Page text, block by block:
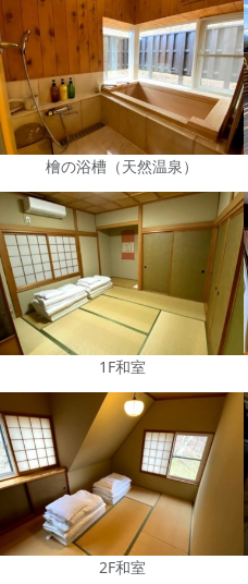
檜の浴槽（天然温泉）
1F和室
2F和室